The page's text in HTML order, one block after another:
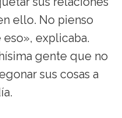
ello. No pienso
explicaba.
gente que no
sus cosas a